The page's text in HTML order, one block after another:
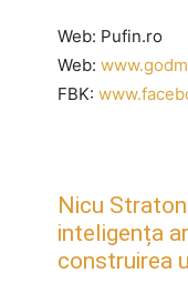
Web: Pufin.ro
Web:
FBK:
Nicu
inteligența
construirea